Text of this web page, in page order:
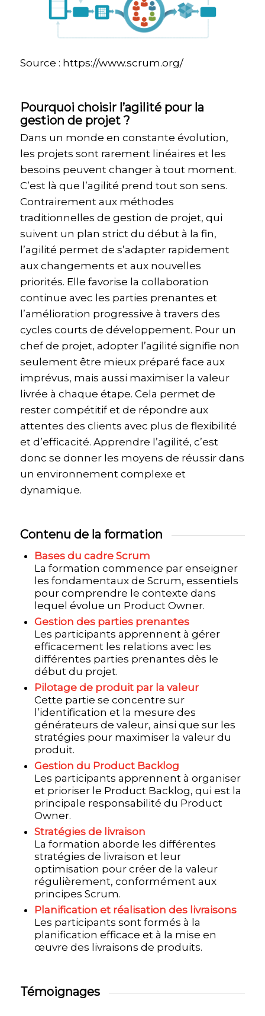
Source : https://www.scrum.org/
Pourquoi choisir l’agilité pour la
gestion de projet ?
Dans un monde en constante évolution,
les projets sont rarement linéaires et les
besoins peuvent changer à tout moment.
C’est là que l’agilité prend tout son sens.
Contrairement aux méthodes
traditionnelles de gestion de projet, qui
suivent un plan strict du début à la fin,
l’agilité permet de s’adapter rapidement
aux changements et aux nouvelles
priorités. Elle favorise la collaboration
continue avec les parties prenantes et
l’amélioration progressive à travers des
cycles courts de développement. Pour un
chef de projet, adopter l’agilité signifie non
seulement être mieux préparé face aux
imprévus, mais aussi maximiser la valeur
livrée à chaque étape. Cela permet de
rester compétitif et de répondre aux
attentes des clients avec plus de flexibilité
et d’efficacité. Apprendre l’agilité, c’est
donc se donner les moyens de réussir dans
un environnement complexe et
dynamique.
Contenu de la formation
Bases du cadre Scrum
La formation commence par enseigner
les fondamentaux de Scrum, essentiels
pour comprendre le contexte dans
lequel évolue un Product Owner.
Gestion des parties prenantes
Les participants apprennent à gérer
efficacement les relations avec les
différentes parties prenantes dès le
début du projet.
Pilotage de produit par la valeur
Cette partie se concentre sur
l’identification et la mesure des
générateurs de valeur, ainsi que sur les
stratégies pour maximiser la valeur du
produit.
Gestion du Product Backlog
Les participants apprennent à organiser
et prioriser le Product Backlog, qui est la
principale responsabilité du Product
Owner.
Stratégies de livraison
La formation aborde les différentes
stratégies de livraison et leur
optimisation pour créer de la valeur
régulièrement, conformément aux
principes Scrum.
Planification et réalisation des livraisons
Les participants sont formés à la
planification efficace et à la mise en
œuvre des livraisons de produits.
Témoignages